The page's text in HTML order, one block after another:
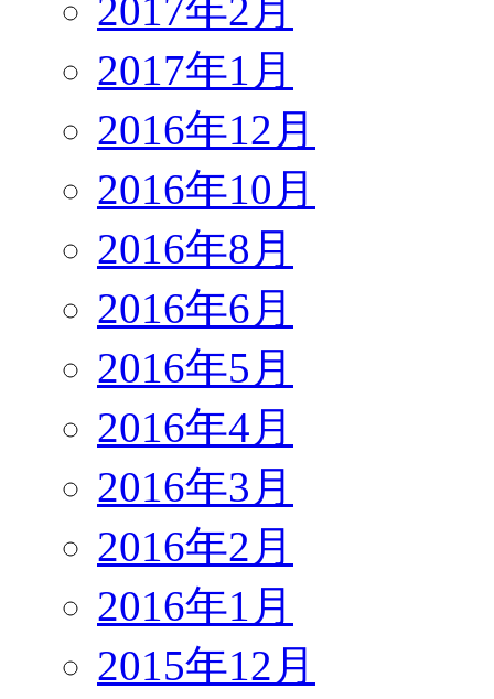
2017年2月
2017年1月
2016年12月
2016年10月
2016年8月
2016年6月
2016年5月
2016年4月
2016年3月
2016年2月
2016年1月
2015年12月